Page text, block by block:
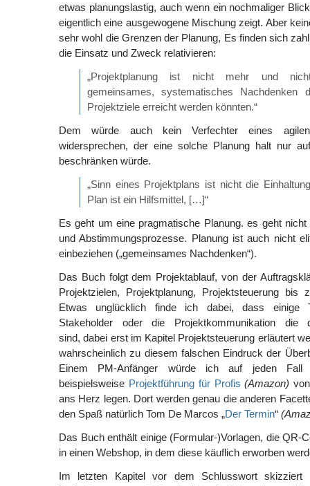
etwas planungslastig, auch wenn ein nochmaliger
eigentlich eine ausgewogene Mischung zeigt. Aber
sehr wohl die Grenzen der Planung, Es finden sich
die Einsatz und Zweck relativieren:
„Projektplanung ist nicht mehr und
gemeinsames, systematisches Nachdenken
Projektziele erreicht werden könnten.“
Dem würde auch kein Verfechter eines agilen
widersprechen, der eine solche Planung halt nur
beschränken würde.
„Sinn eines Projektplans ist nicht die
Plan ist ein Hilfsmittel, […]“
Es geht um eine pragmatische Planung. es geht
und Abstimmungsprozesse. Planung ist auch nicht
einbeziehen („gemeinsames Nachdenken“).
Das Buch folgt dem Projektablauf, von der
Projektzielen, Projektplanung, Projektsteuerung bis
Etwas unglücklich finde ich dabei, dass einige
Stakeholder oder die Projektkommunikation die
sind, dabei erst im Kapitel Projektsteuerung erläutert
wahrscheinlich zu diesem falschen Eindruck der
Einem PM-Anfänger würde ich auf jeden Fall
beispielsweise Projektführung für Profis (Amazon)
ans Herz legen. Dort werden genau die anderen
den Spaß natürlich Tom De Marcos „Der Termin“
Das Buch enthält einige (Formular-)Vorlagen, die QR-
in einen Webshop, in dem diese käuflich erworben
Im letzten Kapitel vor dem Schlusswort